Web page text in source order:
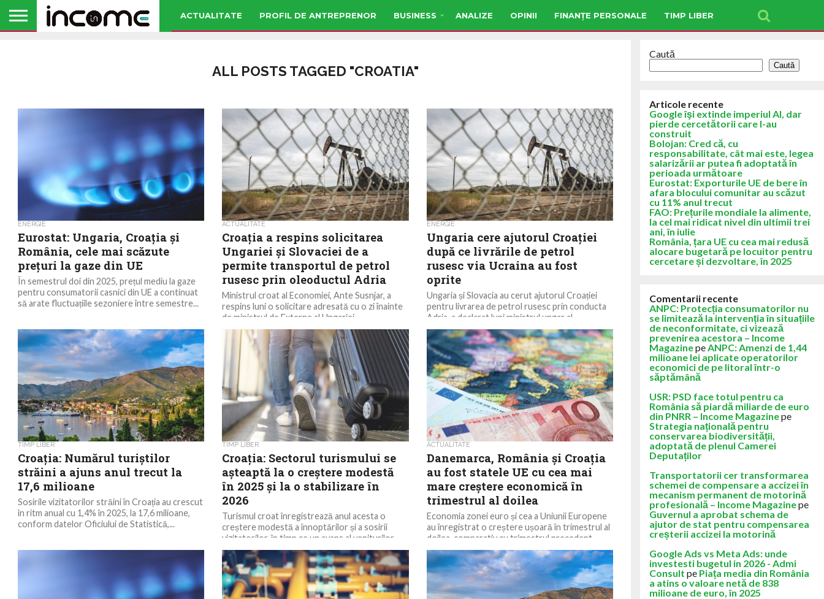
ACTUALITATE PROFIL DE ANTREPRENOR BUSINESS ANALIZE OPINII FINANȚE PERSONALE TIMP LIBER
ALL POSTS TAGGED "CROATIA"
ENERGIE
Eurostat: Ungaria, Croația și
România, cele mai scăzute
prețuri la gaze din UE
În semestrul doi din 2025, prețul mediu la gaze
pentru consumatorii casnici din UE a continuat
să arate fluctuațiile sezoniere între semestre...
ACTUALITATE
Croația a respins solicitarea
Ungariei și Slovaciei de a
permite transportul de petrol
rusesc prin oleoductul Adria
Ministrul croat al Economiei, Ante Susnjar, a
respins luni o solicitare adresată cu o zi înainte
de ministrul de Externe al Ungariei,...
ENERGIE
Ungaria cere ajutorul Croației
după ce livrările de petrol
rusesc via Ucraina au fost
oprite
Ungaria și Slovacia au cerut ajutorul Croației
pentru livrarea de petrol rusesc prin conducta
Adria, a declarat luni ministrul ungar al
Afacerilor...
TIMP LIBER
Croația: Numărul turiștilor
străini a ajuns anul trecut la
17,6 milioane
Sosirile vizitatorilor străini în Croația au crescut
în ritm anual cu 1,4% în 2025, la 17,6 milioane,
conform datelor Oficiului de Statistică,...
TIMP LIBER
Croația: Sectorul turismului se
așteaptă la o creștere modestă
în 2025 și la o stabilizare în
2026
Turismul croat înregistrează anul acesta o
creștere modestă a înnoptărilor și a sosirii
vizitatorilor, în timp ce un avans al veniturilor
anuale...
ACTUALITATE
Danemarca, România și Croația
au fost statele UE cu cea mai
mare creștere economică în
trimestrul al doilea
Economia zonei euro și cea a Uniunii Europene
au înregistrat o creștere ușoară în trimestrul al
doilea, comparativ cu trimestrul precedent,
însă...
Caută
Caută
Articole recente
Google îşi extinde imperiul AI, dar
pierde cercetătorii care l-au
construit
Bolojan: Cred că, cu
responsabilitate, cât mai este, legea
salarizării ar putea fi adoptată în
perioada următoare
Eurostat: Exporturile UE de bere în
afara blocului comunitar au scăzut
cu 11% anul trecut
FAO: Prețurile mondiale la alimente,
la cel mai ridicat nivel din ultimii trei
ani, în iulie
România, țara UE cu cea mai redusă
alocare bugetară pe locuitor pentru
cercetare și dezvoltare, în 2025
Comentarii recente
ANPC: Protecția consumatorilor nu
se limitează la intervenția în situațiile
de neconformitate, ci vizează
prevenirea acestora – Income
MagazinepeANPC: Amenzi de 1,44
milioane lei aplicate operatorilor
economici de pe litoral într-o
săptămână
USR: PSD face totul pentru ca
România să piardă miliarde de euro
din PNRR – Income Magazinepe
Strategia națională pentru
conservarea biodiversității,
adoptată de plenul Camerei
Deputaților
Transportatorii cer transformarea
schemei de compensare a accizei în
mecanism permanent de motorină
profesională – Income Magazinepe
Guvernul a aprobat schema de
ajutor de stat pentru compensarea
creșterii accizei la motorină
Google Ads vs Meta Ads: unde
investesti bugetul in 2026 - Admi
Consult pe Piața media din România
a atins o valoare netă de 838
milioane de euro, în 2025